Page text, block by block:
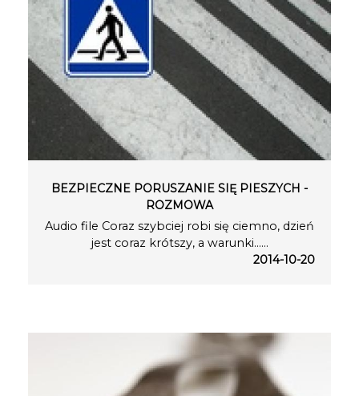
BEZPIECZNE PORUSZANIE SIĘ PIESZYCH -
ROZMOWA
Audio file Coraz szybciej robi się ciemno, dzień
jest coraz krótszy, a warunki…...
2014-10-20